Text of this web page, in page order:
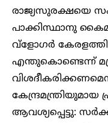
രാജ്യസുരക്ഷയെ
പാക്കിസ്ഥാനു
വ്‌ളോഗർ
എന്തുകൊണ്ടെന്ന്
ആവശ്യപ്പെട്ടു: